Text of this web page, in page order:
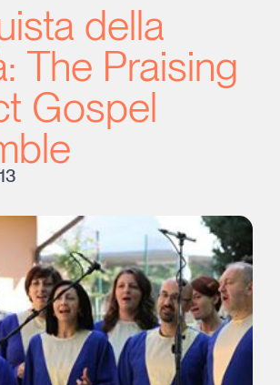
della
The Praising
Gospel